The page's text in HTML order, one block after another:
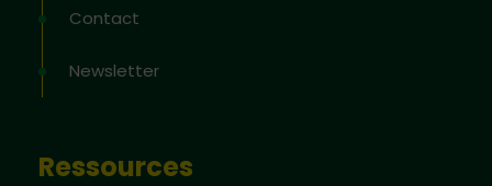
Contact
Newsletter
Ressources